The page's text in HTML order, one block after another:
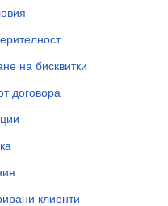
на бисквитки
договора
клиенти